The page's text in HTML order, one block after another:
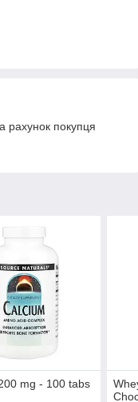
рахунок покупця
mg - 100 tabs